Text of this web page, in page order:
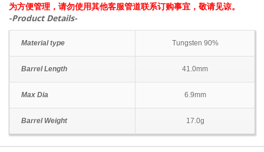
为方便管理，请勿使用其他客服管道联系订购事宜，敬请见谅。
-Product Details-
Material type Tungsten 90%
Barrel Length 41.0mm
Max Dia 6.9mm
Barrel Weight 17.0g